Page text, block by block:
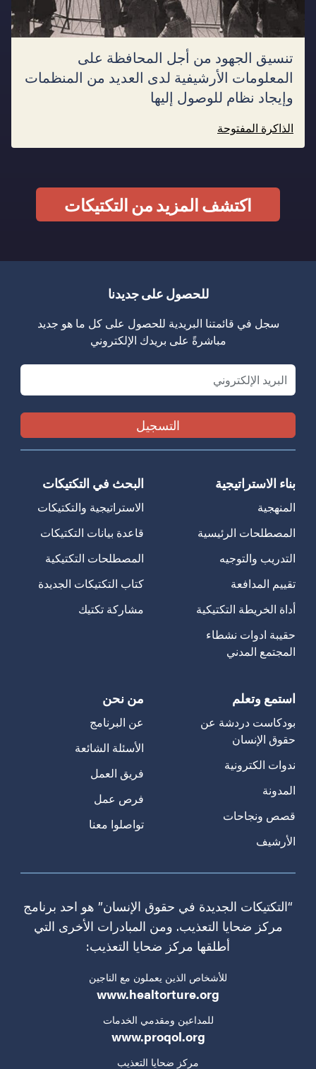
تنسيق الجهود من أجل المحافظة على
المعلومات الأرشيفية لدى العديد من المنظمات
وإيجاد نظام للوصول إليها
الذاكرة المفتوحة
اكتشف المزيد من التكتيكات
للحصول على جديدنا
سجل في قائمتنا البريدية للحصول على كل ما هو جديد
مباشرةً على بريدك الإلكتروني
Email
بناء الاستراتيجية
المنهجية
المصطلحات الرئيسية
التدريب والتوجيه
تقييم المدافعة
أداة الخريطة التكتيكية
حقيبة ادوات نشطاء
المجتمع المدني
البحث في التكتيكات
الاستراتيجية والتكتيكات
قاعدة بيانات التكتيكات
المصطلحات التكتيكية
كتاب التكتيكات الجديدة
مشاركة تكتيك
استمع وتعلم
بودكاست دردشة عن
حقوق الإنسان
ندوات الكترونية
المدونة
قصص ونجاحات
الأرشيف
من نحن
عن البرنامج
الأسئلة الشائعة
فريق العمل
فرص عمل
تواصلوا معنا
“التكتيكات الجديدة في حقوق الإنسان” هو احد برنامج
مركز ضحايا التعذيب. ومن المبادرات الأخرى التي
أطلقها مركز ضحايا التعذيب:
للأشخاص الذين يعملون مع الناجين
www.healtorture.org
للمداعين ومقدمي الخدمات
www.proqol.org
مركز ضحايا التعذيب